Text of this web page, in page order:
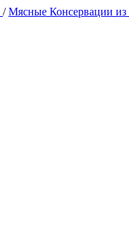
/Мясные Консервации